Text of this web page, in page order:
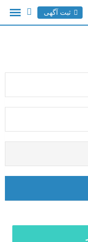
ثبت آگهی